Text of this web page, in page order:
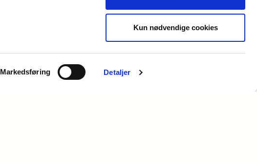
Markedsføring Detaljer
Kun nødvendige cookies
Vi leverer smarte og tilpassede
IKT-tjenester.